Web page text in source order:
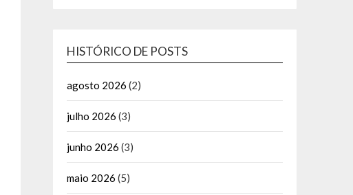
HISTÓRICO DE POSTS
agosto 2026 (2)
julho 2026 (3)
junho 2026 (3)
maio 2026 (5)